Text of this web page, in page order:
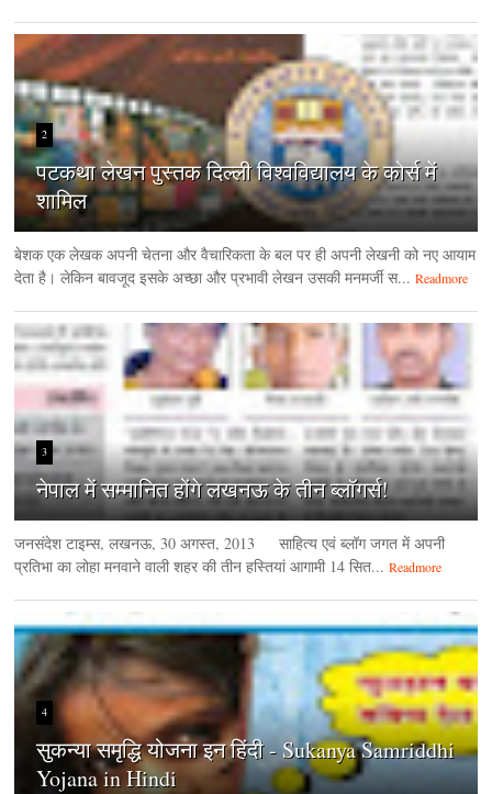
2
पटकथा लेखन पुस्तक दिल्ली विश्वविद्यालय के कोर्स में
शामिल
बेशक एक लेखक अपनी चेतना और वैचारिकता के बल पर ही अपनी लेखनी को नए आयाम
देता है। लेकिन बावजूद इसके अच्छा और प्रभावी लेखन उसकी मनमर्जी स... Readmore
3
नेपाल में सम्मानित होंगे लखनऊ के तीन ब्लॉगर्स!
जनसंदेश टाइम्‍स, लखनऊ, 30 अगस्‍त, 2013 साहित्य एवं ब्लॉग जगत में अपनी
प्रतिभा का लोहा मनवाने वाली शहर की तीन हस्तियां आगामी 14 सित... Readmore
4
सुकन्या समृद्धि योजना इन हिंदी - Sukanya Samriddhi
Yojana in Hindi